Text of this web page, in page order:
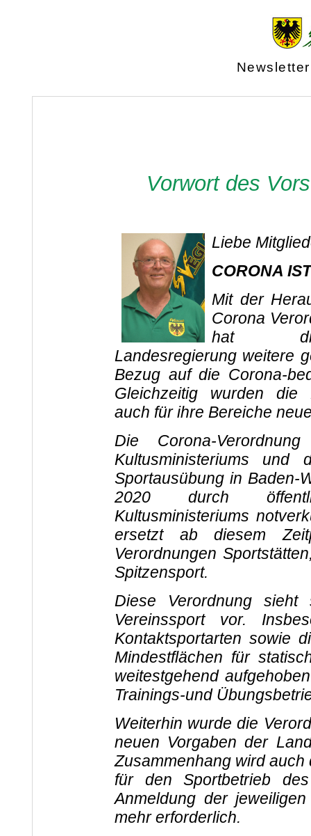
Vorwort des
Liebe
CORONA
Mit der
Corona
hat die
Landesregierung weitere
Bezug auf die Corona-
Gleichzeitig wurden die
auch für ihre Bereiche
Die Corona-
Kultusministeriums und
Sportausübung in Baden-
2020 durch
Kultusministeriums
ersetzt ab diesem
Verordnungen
Spitzensport.
Diese Verordnung sieht
Vereinssport vor.
Kontaktsportarten sowie
Mindestflächen für
weitestgehend
Trainings-und
Weiterhin wurde die
neuen Vorgaben der
Zusammenhang wird
für den Sportbetrieb
Anmeldung der
mehr erforderlich.